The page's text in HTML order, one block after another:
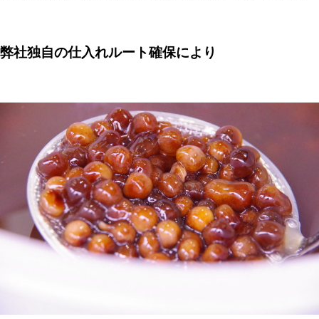
弊社独自の仕入れルート確保により